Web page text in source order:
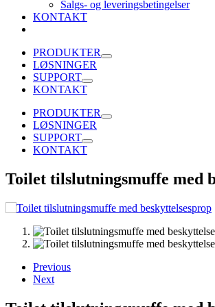
Salgs- og leveringsbetingelser
KONTAKT
PRODUKTER
LØSNINGER
SUPPORT
KONTAKT
PRODUKTER
LØSNINGER
SUPPORT
KONTAKT
Toilet tilslutningsmuffe med
Previous
Next